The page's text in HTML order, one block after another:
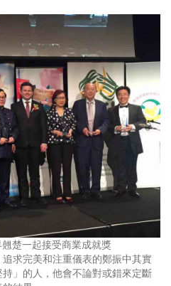
楚一起接受商業成就獎
求完美和注重儀表的鄭振中其實
」的人，他會不論對或錯來定斷